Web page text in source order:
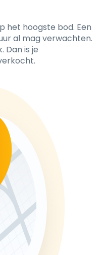
het hoogste bod. Een
al mag verwachten.
Dan is je